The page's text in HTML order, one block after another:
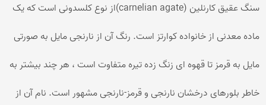
سنگ عقیق کارنلین (carnelian agate)از نوع کلسدونی است که یک
ماده معدنی از خانواده کوارتز است. رنگ آن از نارنجی مایل به صورتی
مایل به قرمز تا قهوه ای زنگ زده تیره متفاوت است ، هر چند بیشتر به
خاطر بلورهای درخشان نارنجی و قرمز-نارنجی مشهور است. نام آن از